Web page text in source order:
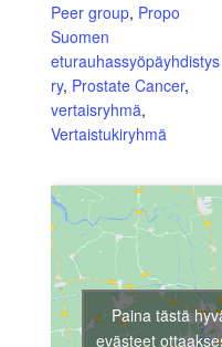
Peer group, Propo
Suomen
eturauhassyöpäyhdistys
ry, Prostate Cancer,
vertaisryhmä,
Vertaistukiryhmä
Paina tästä
evästeet